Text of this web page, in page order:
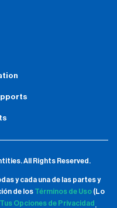
All Rights Reserved.
y cada una de las partes y
de los Términos de Uso(Lo
Opciones de Privacidad .